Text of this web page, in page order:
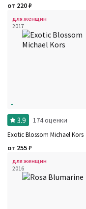
от 220₽
для женщин
2017
3.9 174 оценки
Exotic Blossom Michael Kors
от 255₽
для женщин
2016